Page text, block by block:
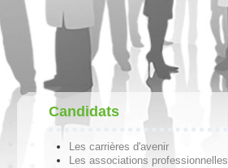
Candidats
Les carrières d'avenir
Les associations professionnelles